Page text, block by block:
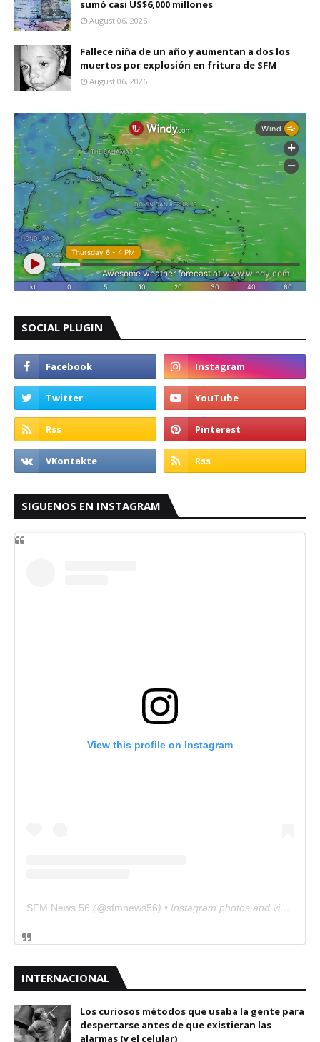
sumó casi US$6,000 millones
August 06, 2026
Fallece niña de un año y aumentan a dos los
muertos por explosión en fritura de SFM
August 06, 2026
SOCIAL PLUGIN
SIGUENOS EN INSTAGRAM
View this profile on Instagram
SFM News 56 (@sfmnews56) • Instagram photos and videos
INTERNACIONAL
Los curiosos métodos que usaba la gente para
despertarse antes de que existieran las
alarmas (y el celular)